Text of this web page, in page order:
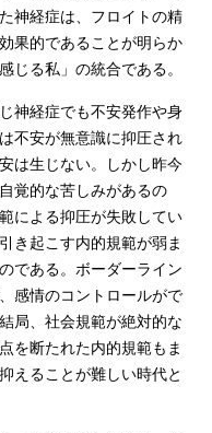
神経症は、フロイトの精
果的であることが明らか
じる私」の統合である。
神経症でも不安発作や身
不安が無意識に抑圧され
は生じない。しかし昨今
覚的な苦しみがあるの
による抑圧が失敗してい
き起こす内的規範が弱ま
である。ボーダーライン
感情のコントロールがで
局、社会規範が絶対的な
を断たれた内的規範もま
えることが難しい時代と